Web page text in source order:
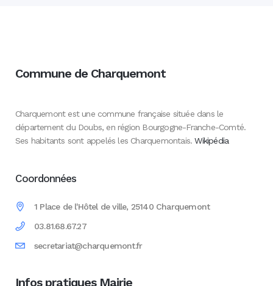
Commune de Charquemont
Charquemont est une commune française située dans le
département du Doubs, en région Bourgogne-Franche-Comté.
Ses habitants sont appelés les Charquemontais.Wikipédia
Coordonnées
1 Place de l'Hôtel de ville, 25140 Charquemont
03.81.68.67.27
secretariat@charquemont.fr
Infos pratiques Mairie